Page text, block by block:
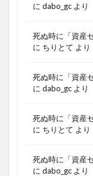
に dabo_gc より
死ぬ時に「資産
に ちりとて より
死ぬ時に「資産
に dabo_gc より
死ぬ時に「資産
に ちりとて より
死ぬ時に「資産
に dabo_gc より